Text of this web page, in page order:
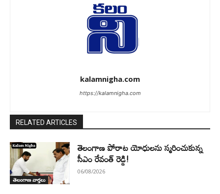
kalamnigha.com
https://kalamnigha.com
RELATED ARTICLES
తెలంగాణ వార్తలు
తెలంగాణ పోరాట యోధులను స్మరించుకున్న
సీఎం రేవంత్ రెడ్డి!
06/08/2026